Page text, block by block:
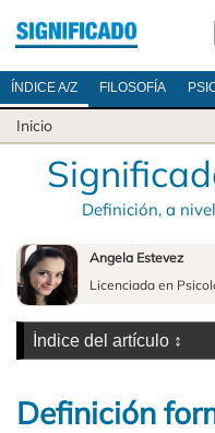
ÍNDICE A/Z FILOSOFÍA
Inicio
Definición, a
Angela Estevez
Licenciada en
Definición